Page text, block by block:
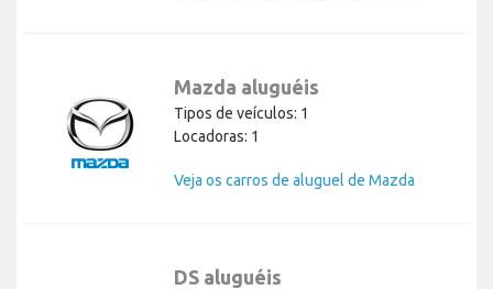
Mazda aluguéis
Tipos de veículos: 1
Locadoras: 1
Veja os carros de aluguel de Mazda
DS aluguéis